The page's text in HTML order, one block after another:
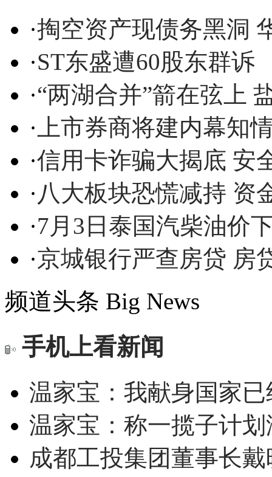
·掏空资产现债务黑洞
·ST东盛遭60股东群诉
·“两湖合并”箭在弦上
· 上市券商将建内幕知
·信用卡诈骗大揭底 安
· 八大板块恐慌减持 资
·7月3日泰国汽柴油价
·京城银行严查房贷 房
频道头条 Big News
手机上看新闻
温家宝：我献身国家
温家宝：称一揽子计
成都工投集团董事长